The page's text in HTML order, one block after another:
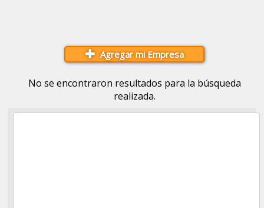
Agregar mi Empresa
No se encontraron resultados para la búsqueda
realizada.